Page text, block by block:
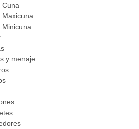
Cuna
Maxicuna
Minicuna
y menaje